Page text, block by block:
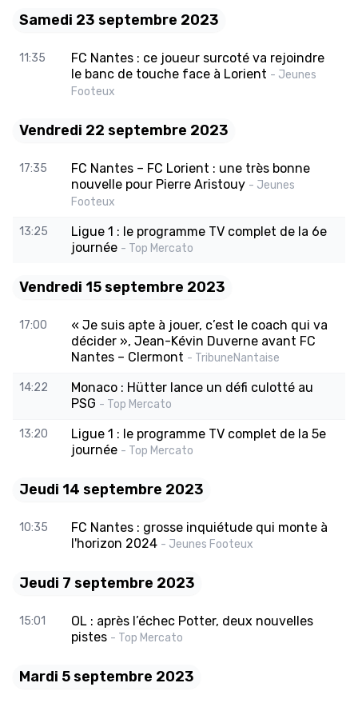
Samedi 23 septembre 2023
11:35
FC Nantes : ce joueur surcoté va rejoindre
le banc de touche face à Lorient - Jeunes
Footeux
Vendredi 22 septembre 2023
17:35
FC Nantes – FC Lorient : une très bonne
nouvelle pour Pierre Aristouy - Jeunes
Footeux
13:25
Ligue 1 : le programme TV complet de la 6e
journée - Top Mercato
Vendredi 15 septembre 2023
17:00
« Je suis apte à jouer, c’est le coach qui va
décider », Jean-Kévin Duverne avant FC
Nantes – Clermont - TribuneNantaise
14:22
Monaco : Hütter lance un défi culotté au
PSG - Top Mercato
13:20
Ligue 1 : le programme TV complet de la 5e
journée - Top Mercato
Jeudi 14 septembre 2023
10:35
FC Nantes : grosse inquiétude qui monte à
l'horizon 2024 - Jeunes Footeux
Jeudi 7 septembre 2023
15:01
OL : après l’échec Potter, deux nouvelles
pistes - Top Mercato
Mardi 5 septembre 2023